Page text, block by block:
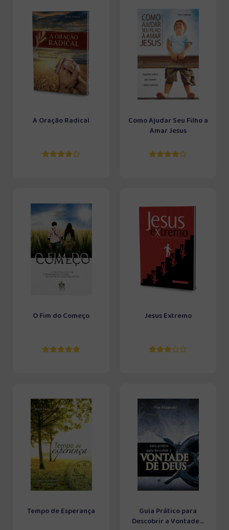
A Oração Radical
Como Ajudar Seu Filho a
Amar Jesus
O Fim do Começo Jesus Extremo
Tempo de Esperança
Guia Prático para
Descobrir a Vontade...